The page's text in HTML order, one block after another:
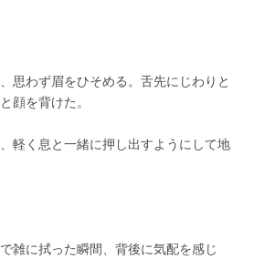
思わず眉をひそめる。舌先にじわりと
顔を背けた。
軽く息と一緒に押し出すようにして地
雑に拭った瞬間、背後に気配を感じ